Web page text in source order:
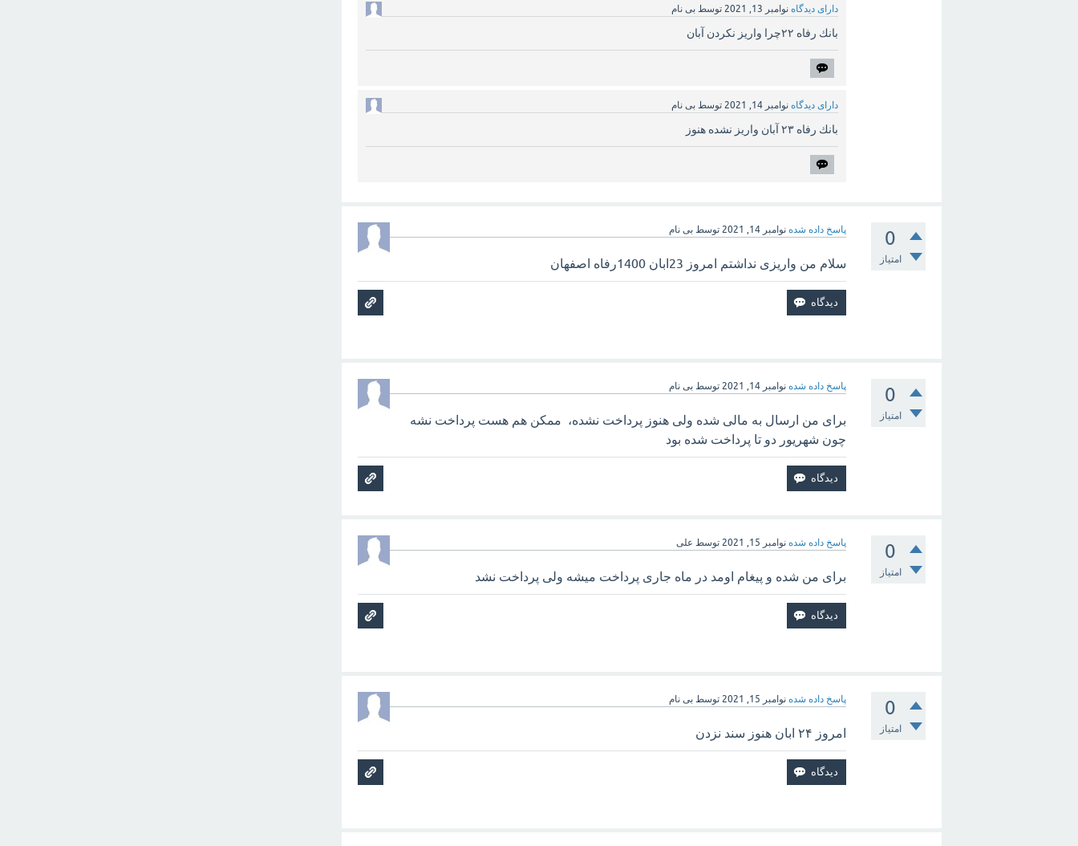
دارای دیدگاه نوامبر 13, 2021 توسطبی نام
بانك رفاه ٢٢چرا واريز نكردن آبان
دارای دیدگاه نوامبر 14, 2021 توسطبی نام
بانك رفاه ٢٣ آبان واريز نشده هنوز
0
امتیاز
پاسخ داده شده نوامبر 14, 2021 توسطبی نام
سلام من واریزی نداشتم امروز 23ابان 1400رفاه اصفهان
0
امتیاز
پاسخ داده شده نوامبر 14, 2021 توسطبی نام
برای من ارسال به مالی شده ولی هنوز پرداخت نشده، ممکن هم هست پرداخت نشه
چون شهریور دو تا پرداخت شده بود
0
امتیاز
پاسخ داده شده نوامبر 15, 2021 توسط علی
برای من شده و پیغام اومد در ماه جاری پرداخت میشه ولی پرداخت نشد
0
امتیاز
پاسخ داده شده نوامبر 15, 2021 توسطبی نام
امروز ۲۴ ابان هنوز سند نزدن